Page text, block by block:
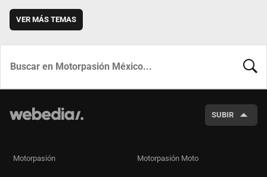
VER MÁS TEMAS
SUBIR
Motorpasión Motorpasión Moto